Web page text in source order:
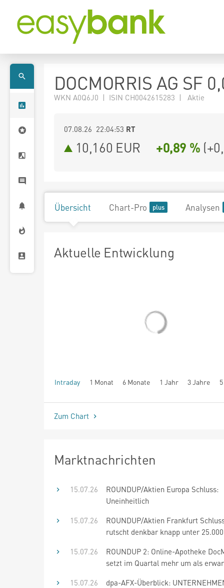
DOCMORRIS AG SF
WKN A0Q6J0 | ISIN CH0042615283 | Aktie
07.08.26 22:04:53 RT
10,160 EUR +0,89 % (
Übersicht Chart-Pro Analysen
Aktuelle Entwicklung
Intraday 1 Monat 6 Monate 1 Jahr 3 Jahre
seit Beginn
Zum Chart
Marktnachrichten
15.07.26
ROUNDUP/Aktien Europa Schluss:
Uneinheitlich
15.07.26
ROUNDUP/Aktien Frankfurt
rutscht denkbar knapp unter
15.07.26
ROUNDUP 2: Online-Apotheke
setzt im Quartal mehr um als
15.07.26
dpa-AFX-Überblick: